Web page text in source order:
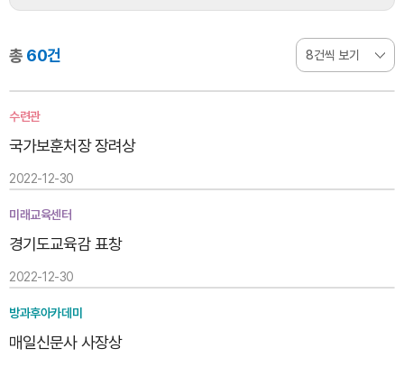
총 60건
수련관
국가보훈처장 장려상
2022-12-30
미래교육센터
경기도교육감 표창
2022-12-30
방과후아카데미
매일신문사 사장상